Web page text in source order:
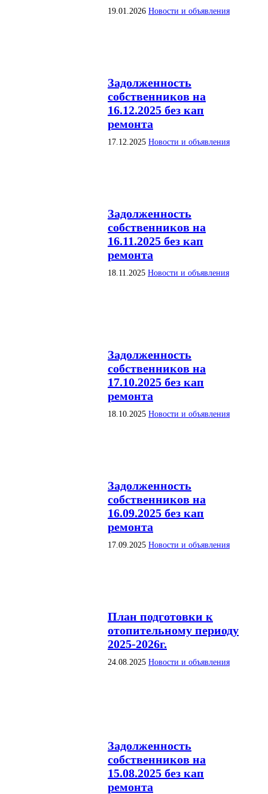
19.01.2026 Новости и объявления
Задолженность
собственников на
16.12.2025 без кап
ремонта
17.12.2025 Новости и объявления
Задолженность
собственников на
16.11.2025 без кап
ремонта
18.11.2025 Новости и объявления
Задолженность
собственников на
17.10.2025 без кап
ремонта
18.10.2025 Новости и объявления
Задолженность
собственников на
16.09.2025 без кап
ремонта
17.09.2025 Новости и объявления
План подготовки к
отопительному периоду
2025-2026г.
24.08.2025 Новости и объявления
Задолженность
собственников на
15.08.2025 без кап
ремонта